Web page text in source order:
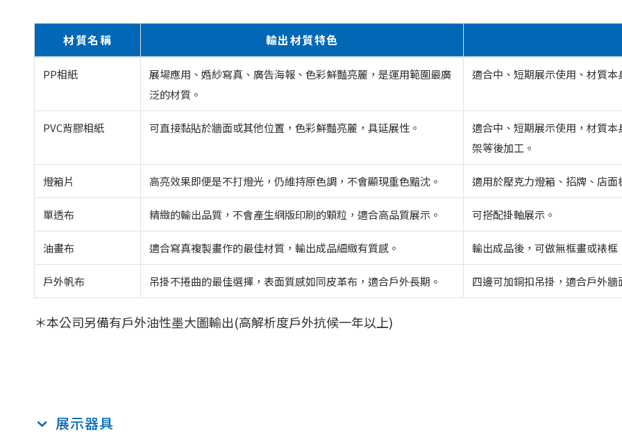
材質名稱 輸出材質特色
PP相紙
展場應用、婚紗寫真、廣告海報、色彩鮮豔亮麗，是運用範圍最廣
泛的材質。
適合中、短期展示使用、材質
PVC背膠相紙 可直接黏貼於牆面或其他位置，色彩鮮豔亮麗，具延展性。
適合中、短期展示使用，材質
架等後加工。
燈箱片 高亮效果即便是不打燈光，仍維持原色調，不會顯現重色黯沈。 適用於壓克力燈箱、招牌、店
單透布 精緻的輸出品質，不會產生網版印刷的顆粒，適合高品質展示。 可搭配掛軸展示。
油畫布 適合寫真複製畫作的最佳材質，輸出成品細緻有質感。 輸出成品後，可做無框畫或裱
戶外帆布 吊掛不捲曲的最佳選擇，表面質感如同皮革布，適合戶外長期。 四邊可加銅扣吊掛，適合戶外牆
＊本公司另備有戶外油性墨大圖輸出(高解析度戶外抗候一年以上)
展示器具